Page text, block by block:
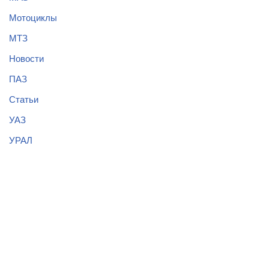
Мотоциклы
МТЗ
Новости
ПАЗ
Статьи
УАЗ
УРАЛ